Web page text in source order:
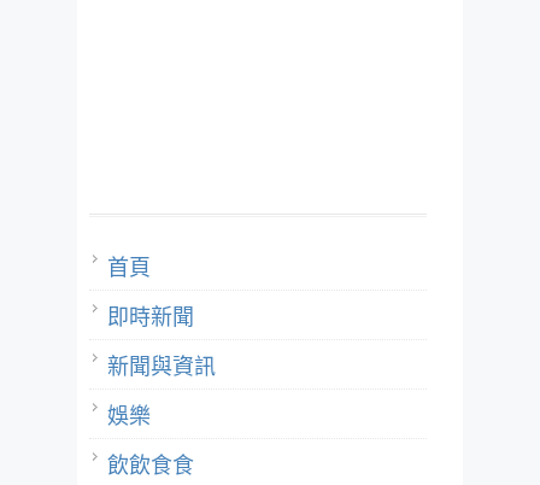
首頁
即時新聞
新聞與資訊
娛樂
飲飲食食